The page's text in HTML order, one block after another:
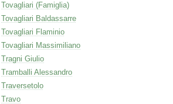
Tovagliari (Famiglia)
Tovagliari Baldassarre
Tovagliari Flaminio
Tovagliari Massimiliano
Tragni Giulio
Tramballi Alessandro
Traversetolo
Travo